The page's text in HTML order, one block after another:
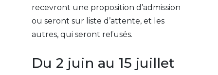
recevront une proposition d’admission
ou seront sur liste d’attente, et les
autres, qui seront refusés.
Du 2 juin au 15 juillet